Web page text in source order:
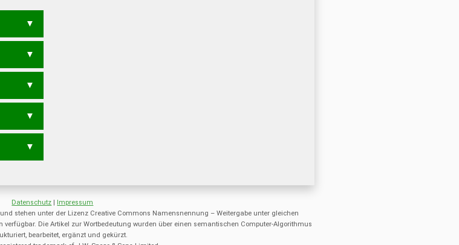
Datenschutz | Impressum
stehen unter der Lizenz Creative Commons Namensnennung – Weitergabe unter gleichen
verfügbar. Die Artikel zur Wortbedeutung wurden über einen semantischen Computer-Algorithmus
bearbeitet, ergänzt und gekürzt.